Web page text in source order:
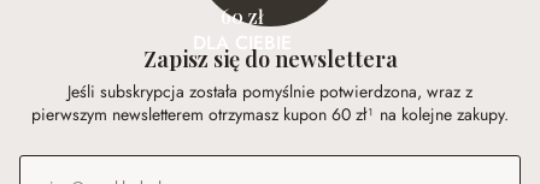
60 zł
DLA CIEBIE
Zapisz się do newslettera
Jeśli subskrypcja została pomyślnie potwierdzona, wraz z
pierwszym newsletterem otrzymasz kupon 60 zł¹ na kolejne zakupy.
Adres e-mail